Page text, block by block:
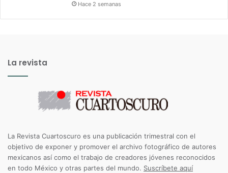
Hace 2 semanas
La revista
La Revista Cuartoscuro es una publicación trimestral con el
objetivo de exponer y promover el archivo fotográfico de autores
mexicanos así como el trabajo de creadores jóvenes reconocidos
en todo México y otras partes del mundo. Suscríbete aquí